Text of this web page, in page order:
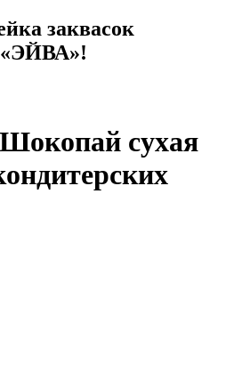
заквасок
«ЭЙВА»!
сухая